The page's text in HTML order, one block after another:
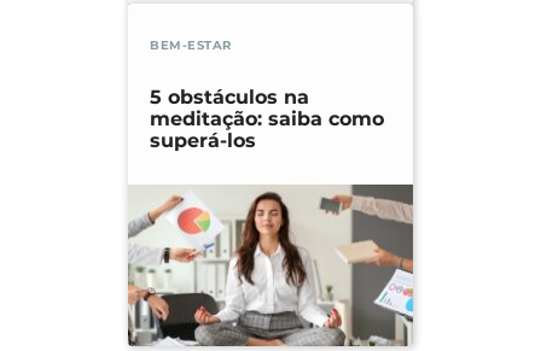
BEM-ESTAR
5 obstáculos na
meditação: saiba como
superá-los